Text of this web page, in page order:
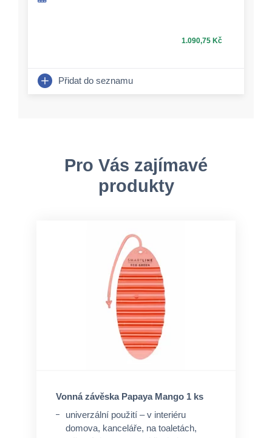
1.090,75 Kč
Přidat do seznamu
Pro Vás zajímavé
produkty
Vonná závěska Papaya Mango 1 ks
univerzální použití – v interiéru
domova, kanceláře, na toaletách,